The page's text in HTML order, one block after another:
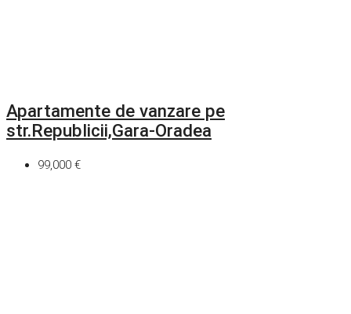
Apartamente de vanzare pe
str.Republicii,Gara-Oradea
99,000 €